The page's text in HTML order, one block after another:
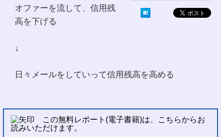
オファーを流して、信用残
高を下げる
↓
日々メールをしていって信用残高を高める
この無料レポート(電子書籍)は、こちらからお
読みいただけます。